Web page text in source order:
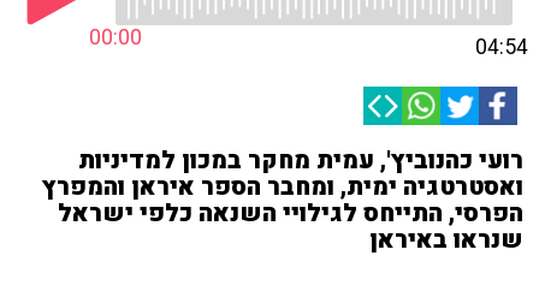
00:00 04:54
רועי כהנוביץ', עמית מחקר במכון למדיניות
ואסטרטגיה ימית, ומחבר הספר איראן והמפרץ
הפרסי, התייחס לגילויי השנאה כלפי ישראל
שנראו באיראן